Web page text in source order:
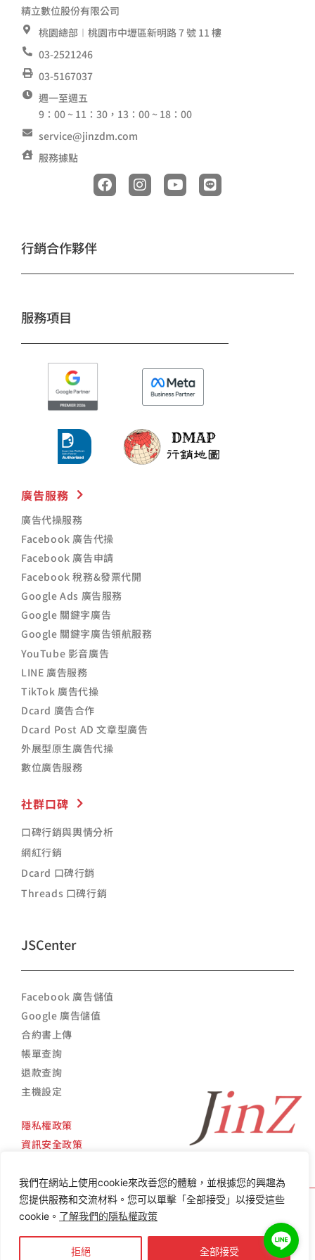
我們在網站上使用cookie來改善您的體驗，並根據您的興趣為
您提供服務和交流材料。您可以單擊「全部接受」以接受這些
cookie。 了解我們的隱私權政策
拒絕 全部接受
精立數位股份有限公司
桃園總部︱桃園市中壢區新明路 7 號 11 樓
03-2521246
03-5167037
週一至週五
9：00 ~ 11：30，13：00 ~ 18：00
service@jinzdm.com
服務據點
F
a
c
k
I
n
s
a
Y
o
u
L
i
n
行銷合作夥伴
服務項目
廣告服務
廣告代操服務
Facebook 廣告代操
Facebook 廣告申請
Facebook 稅務&發票代開
Google Ads 廣告服務
Google 關鍵字廣告
Google 關鍵字廣告領航服務
YouTube 影音廣告
LINE 廣告服務
TikTok 廣告代操
Dcard 廣告合作
Dcard Post AD 文章型廣告
外展型原生廣告代操
數位廣告服務
社群口碑
口碑行銷與輿情分析
網紅行銷
Dcard 口碑行銷
Threads 口碑行銷
JSCenter
Facebook 廣告儲值
Google 廣告儲值
合約書上傳
帳單查詢
退款查詢
主機設定
隱私權政策
資訊安全政策
Copyright ©2014 -
精立數位 All Rights Reserved. Design by 精立數位